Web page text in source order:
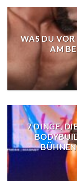
WAS DU
AM
7 DINGE,